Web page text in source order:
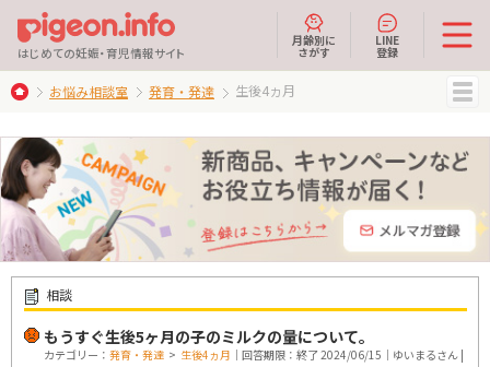
はじめての妊娠・育児情報サイト
月齢別に
さがす
LINE
登録
お悩み相談室 発育・発達 生後4ヵ月
相談
もうすぐ生後5ヶ月の子のミルクの量について。
カテゴリー： 発育・発達 > 生後4ヵ月 ｜回答期限：終了 2024/06/15｜ゆいまるさん |